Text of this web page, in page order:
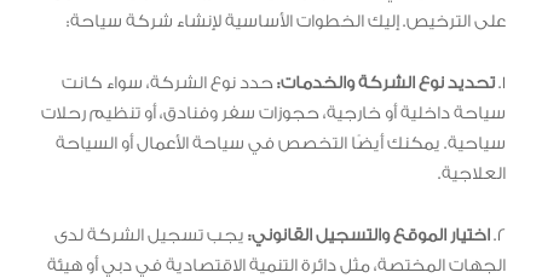
على الترخيص. إليك الخطوات الأساسية لإنشاء شركة سياحة:
1. تحديد نوع الشركة والخدمات:حدد نوع الشركة، سواء كانت
سياحة داخلية أو خارجية، حجوزات سفر وفنادق، أو تنظيم رحلات
سياحية. يمكنك أيضًا التخصص في سياحة الأعمال أو السياحة
العلاجية.
2. اختيار الموقع والتسجيل القانوني: يجب تسجيل الشركة لدى
الجهات المختصة، مثل دائرة التنمية الاقتصادية في دبي أو هيئة